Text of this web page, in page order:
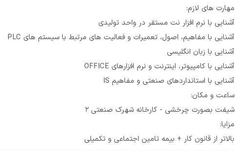
مهارت های لازم:
آشنایی با نرم افزار نت مستقر در واحد تولیدی
آشنایی با مفاهیم، اصول، تعمیرات و فعالیت های مرتبط با سیستم های PLC
آشنایی با زبان انگلیسی
آشنایی با کامپیوتر، اینترنت و نرم افزارهای OFFICE
آشنایی با استانداردهای صنعتی و مفاهیم IS
ساعت و مکان:
شیفت بصورت چرخشی - کارخانه شهرک صنعتی ۲
مزایا:
بالاتر از قانون کار + بیمه تامین اجتماعی و تکمیلی